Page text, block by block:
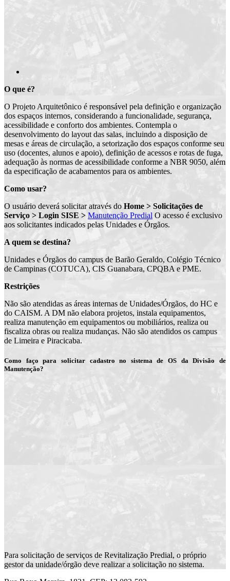
O que é?
O Projeto Arquitetônico é responsável pela definição e organização
dos espaços internos, considerando a funcionalidade, segurança,
acessibilidade e conforto dos ambientes. Contempla o
desenvolvimento do layout das salas, incluindo a disposição de
mesas e áreas de circulação, a setorização dos espaços conforme seu
uso (docentes, alunos e apoio), definição de acessos e rotas de fuga,
adequação às normas de acessibilidade conforme a NBR 9050, além
da especificação de acabamentos para os ambientes.
Como usar?
O usuário deverá solicitar através do Home > Solicitações de
Serviço > Login SISE > Manutenção Predial O acesso é exclusivo
aos solicitantes indicados pelas Unidades e Órgãos.
A quem se destina?
Unidades e Órgãos do campus de Barão Geraldo, Colégio Técnico
de Campinas (COTUCA), CIS Guanabara, CPQBA e PME.
Restrições
Não são atendidas as áreas internas de Unidades/Órgãos, do HC e
do CAISM. A DM não elabora projetos, instala equipamentos,
realiza manutenção em equipamentos ou mobiliários, realiza ou
fiscaliza obras ou realiza mudanças. Não são atendidos os campus
de Limeira e Piracicaba.
Como faço para solicitar cadastro no sistema de OS da Divisão de
Manutenção?
Para solicitação de serviços de Revitalização Predial, o próprio
gestor da unidade/órgão deve realizar a solicitação no sistema.